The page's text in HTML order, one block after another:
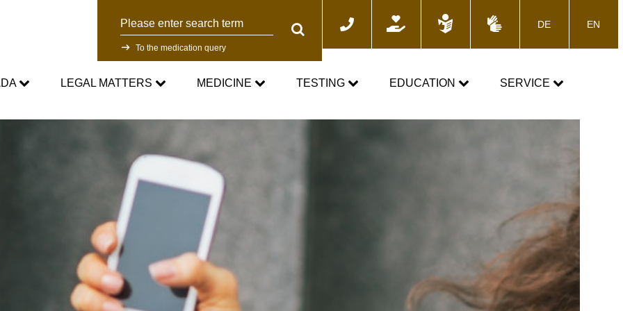
Search
Search
To the medication query
DE EN
LEGAL MATTERS
Anti-Doping Law
MEDICINE
Asthma medication in sport
Cortisone in sport
Testosterone in Sports
Prohibited List
TESTING
Testing Process
EDUCATION SERVICE
Downloads